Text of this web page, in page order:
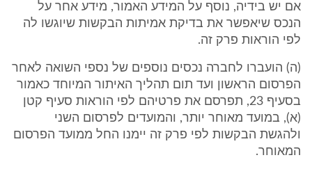
אם יש בידיה, נוסף על המידע האמור, מידע אחר על
הנכס שיאפשר את בדיקת אמיתות הבקשות שיוגשו לה
לפי הוראות פרק זה.
(ה) הועברו לחברה נכסים נוספים של נספי השואה לאחר
הפרסום הראשון ועד תום תהליך האיתור המיוחד כאמור
בסעיף 23, תפרסם את פרטיהם לפי הוראות סעיף קטן
(א), במועד מאוחר יותר, והמועדים לפרסום השני
ולהגשת הבקשות לפי פרק זה יימנו החל ממועד הפרסום
המאוחר.